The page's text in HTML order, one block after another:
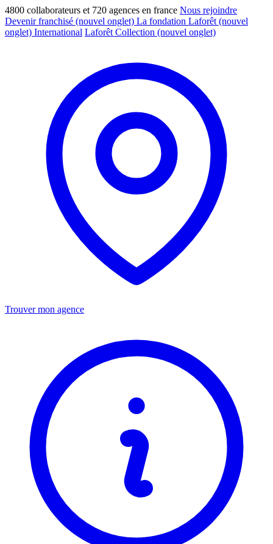
4800 collaborateurs et 720 agences en france Nous rejoindre
Devenir franchisé (nouvel onglet) La fondation Laforêt (nouvel
onglet) International Laforêt Collection (nouvel onglet)
Trouver mon agence